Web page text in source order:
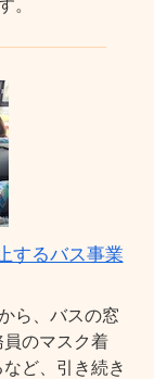
。
するバス事業
ら、バスの窓
のマスク着
ど、引き続き